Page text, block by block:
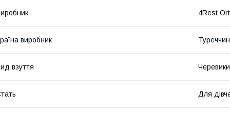
4Rest
виробник
взуття Черевики
Для